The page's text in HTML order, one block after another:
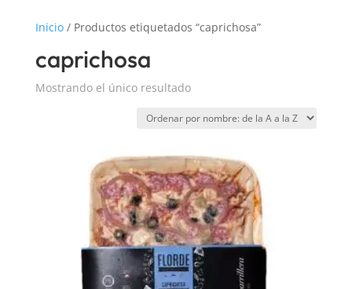
Inicio/ Productos etiquetados “caprichosa”
caprichosa
Mostrando el único resultado